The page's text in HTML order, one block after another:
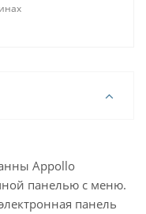
Appollo
панелью с меню.
панель